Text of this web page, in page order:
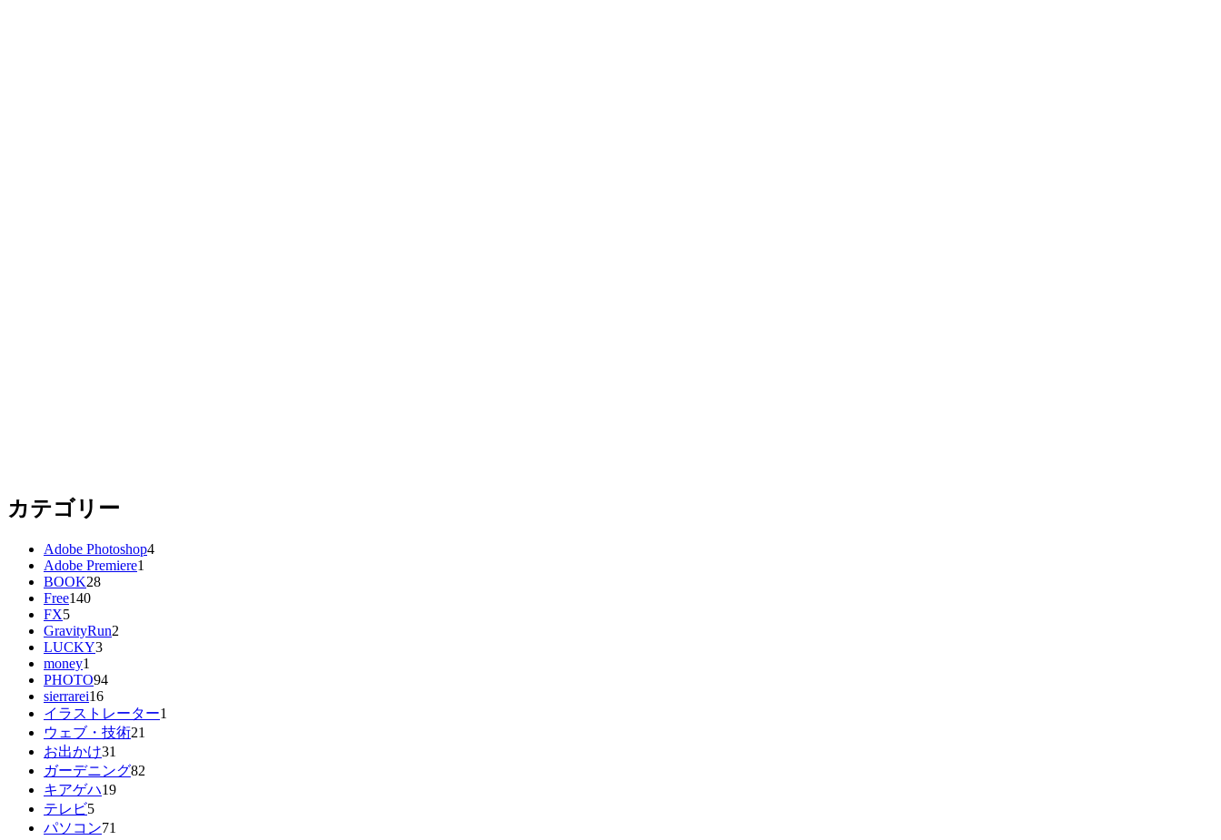
カテゴリー
Adobe Photoshop4
Adobe Premiere1
BOOK28
Free140
FX5
GravityRun2
LUCKY3
money1
PHOTO94
sierrarei16
イラストレーター1
ウェブ・技術21
お出かけ31
ガーデニング82
キアゲハ19
テレビ5
パソコン71